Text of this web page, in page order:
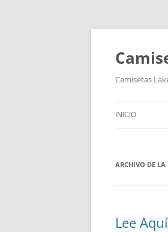
Camisetas
INICIO
ARCHIVO DE LA
Lee